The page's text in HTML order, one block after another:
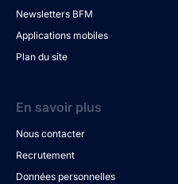
Newsletters BFM
Applications mobiles
Plan du site
En savoir plus
Nous contacter
Recrutement
Données personnelles